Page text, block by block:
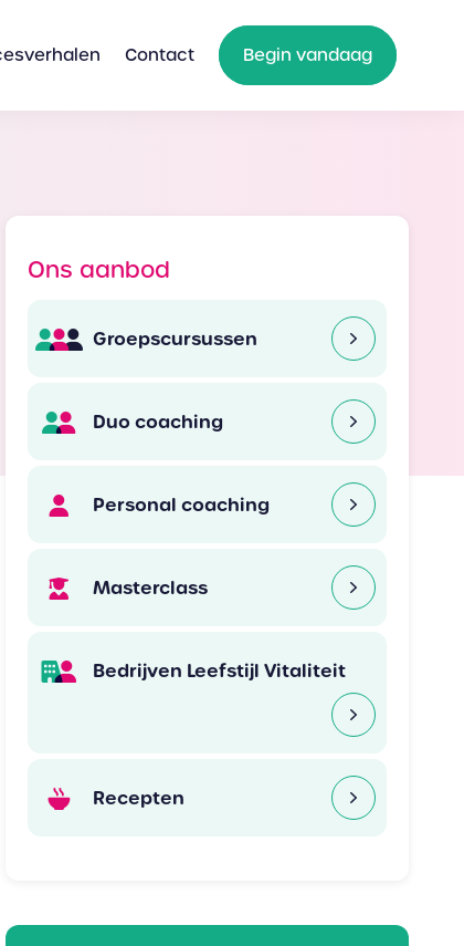
Contact Begin vandaag
Ons aanbod
Groepscursussen
Duo coaching
Personal coaching
Masterclass
Bedrijven Leefstijl Vitaliteit
Recepten